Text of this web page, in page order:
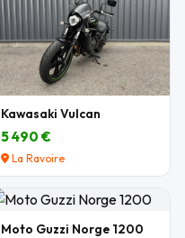
Kawasaki Vulcan
5 490 €
La Ravoire
Moto Guzzi Norge 1200